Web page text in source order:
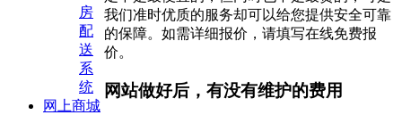
我们准时优质的服务却可以给您提供安全可靠
的保障。如需详细报价，请填写在线免费报
价。
网站做好后，有没有维护的费用
房
配
送
系
统
网上商城